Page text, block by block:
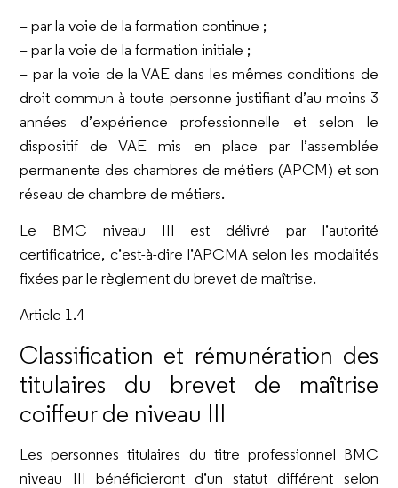
– par la voie de la formation continue ;
– par la voie de la formation initiale ;
– par la voie de la VAE dans les mêmes conditions de
droit commun à toute personne justifiant d’au moins 3
années d’expérience professionnelle et selon le
dispositif de VAE mis en place par l’assemblée
permanente des chambres de métiers (APCM) et son
réseau de chambre de métiers.
Le BMC niveau III est délivré par l’autorité
certificatrice, c’est-à-dire l’APCMA selon les modalités
fixées par le règlement du brevet de maîtrise.
Article 1.4
Classification et rémunération des
titulaires du brevet de maîtrise
coiffeur de niveau III
Les personnes titulaires du titre professionnel BMC
niveau III bénéficieront d’un statut différent selon